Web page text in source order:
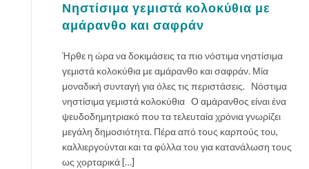
Νηστίσιμα γεμιστά κολοκύθια με
αμάρανθο και σαφράν
Ήρθε η ώρα να δοκιμάσεις τα πιο νόστιμα νηστίσιμα
γεμιστά κολοκύθια με αμάρανθο και σαφράν. Μία
μοναδική συνταγή για όλες τις περιστάσεις. Νόστιμα
νηστίσιμα γεμιστά κολοκύθια Ο αμάρανθος είναι ένα
ψευδοδημητριακό που τα τελευταία χρόνια γνωρίζει
μεγάλη δημοσιότητα. Πέρα από τους καρπούς του,
καλλιεργούνται και τα φύλλα του για κατανάλωση τους
ως χορταρικά […]